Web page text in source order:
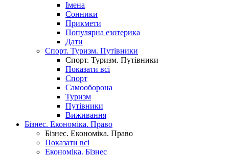
Імена
Сонники
Прикмети
Популярна езотерика
Дати
Спорт. Туризм. Путівники
Спорт. Туризм. Путівники
Показати всі
Спорт
Самооборона
Туризм
Путівники
Виживання
Бізнес. Економіка. Право
Бізнес. Економіка. Право
Показати всі
Економіка. Бізнес